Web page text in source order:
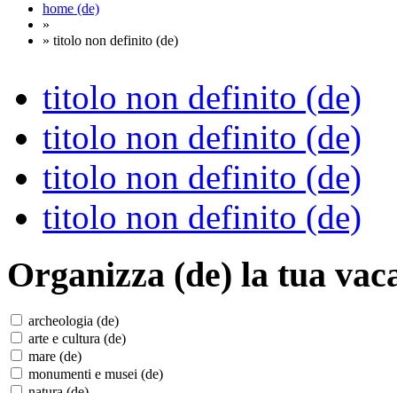
home (de)
»
» titolo non definito (de)
titolo non definito (de)
titolo non definito (de)
titolo non definito (de)
titolo non definito (de)
Organizza (de) la tua
archeologia (de)
arte e cultura (de)
mare (de)
monumenti e musei (de)